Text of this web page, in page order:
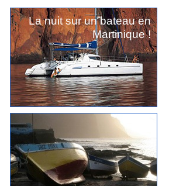
La nuit sur un bateau en
Martinique !